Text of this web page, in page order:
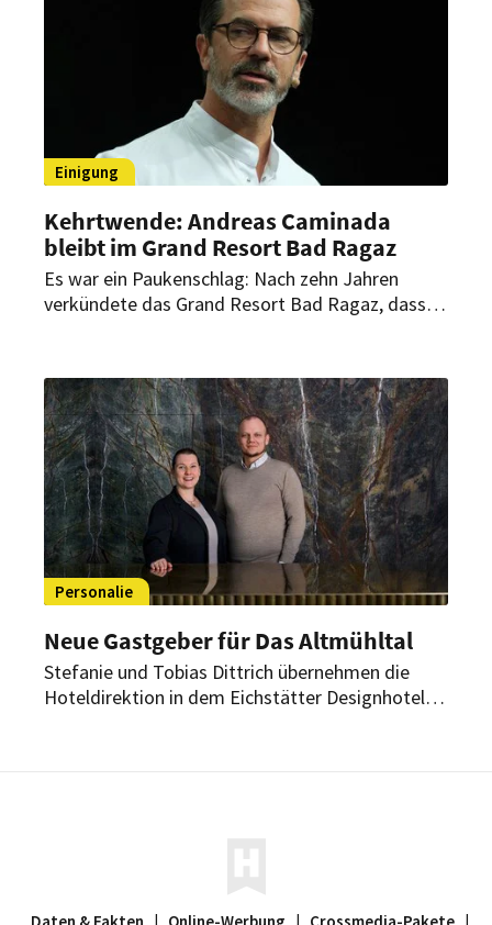
Einigung
Kehrtwende: Andreas Caminada
bleibt im Grand Resort Bad Ragaz
Es war ein Paukenschlag: Nach zehn Jahren
verkündete das Grand Resort Bad Ragaz, dass
doch auf ein Fortsetzung der Zusammenarbeit
einigen.
Personalie
Neue Gastgeber für Das Altmühltal
Stefanie und Tobias Dittrich übernehmen die
Hoteldirektion in dem Eichstätter Designhotel.
Daten & Fakten | Online-Werbung | Crossmedia-Pakete |